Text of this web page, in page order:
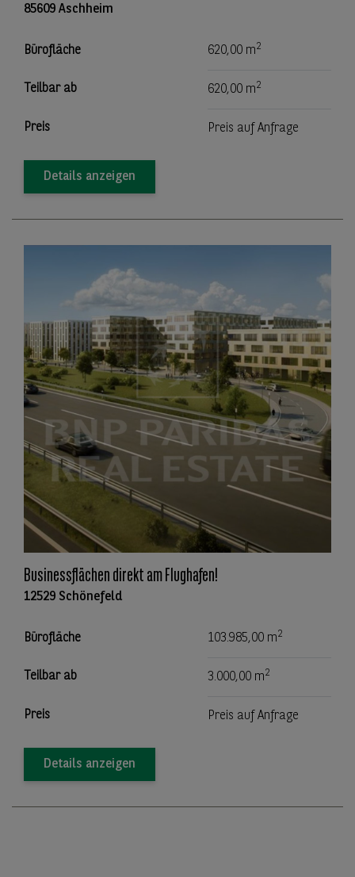
85609 Aschheim
Bürofläche 620,00 m2
Teilbar ab 620,00 m2
Preis Preis auf Anfrage
Details anzeigen
Businessflächen direkt am Flughafen!
12529 Schönefeld
Bürofläche 103.985,00 m2
Teilbar ab 3.000,00 m2
Preis Preis auf Anfrage
Details anzeigen